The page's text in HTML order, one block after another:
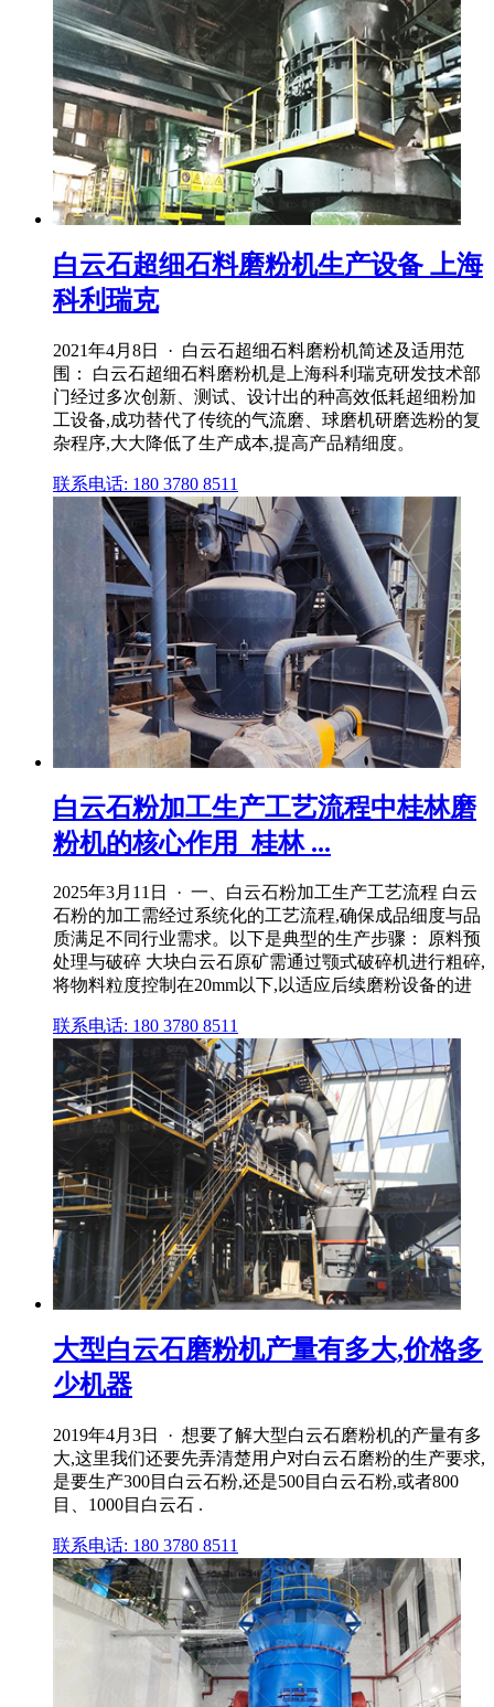
白云石超细石料磨粉机生产设备 上海
科利瑞克
2021年4月8日 · 白云石超细石料磨粉机简述及适用范
围： 白云石超细石料磨粉机是上海科利瑞克研发技术部
门经过多次创新、测试、设计出的种高效低耗超细粉加
工设备,成功替代了传统的气流磨、球磨机研磨选粉的复
杂程序,大大降低了生产成本,提高产品精细度。
联系电话: 180 3780 8511
白云石粉加工生产工艺流程中桂林磨
粉机的核心作用_桂林 ...
2025年3月11日 · 一、白云石粉加工生产工艺流程 白云
石粉的加工需经过系统化的工艺流程,确保成品细度与品
质满足不同行业需求。以下是典型的生产步骤： 原料预
处理与破碎 大块白云石原矿需通过颚式破碎机进行粗碎,
将物料粒度控制在20mm以下,以适应后续磨粉设备的进
联系电话: 180 3780 8511
大型白云石磨粉机产量有多大,价格多
少机器
2019年4月3日 · 想要了解大型白云石磨粉机的产量有多
大,这里我们还要先弄清楚用户对白云石磨粉的生产要求,
是要生产300目白云石粉,还是500目白云石粉,或者800
目、1000目白云石 .
联系电话: 180 3780 8511